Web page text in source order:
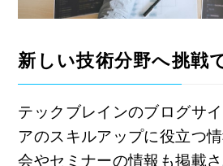
新しい技術分野へ挑戦
テックブレインのブログサ
アのスキルアップに役立つ
会やセミナーの情報も掲載